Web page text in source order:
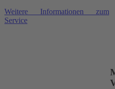
Weitere Informationen zum
Service